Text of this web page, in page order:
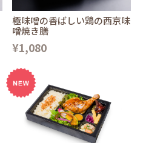
極味噌の香ばしい鶏の西京味
噌焼き膳
¥1,080